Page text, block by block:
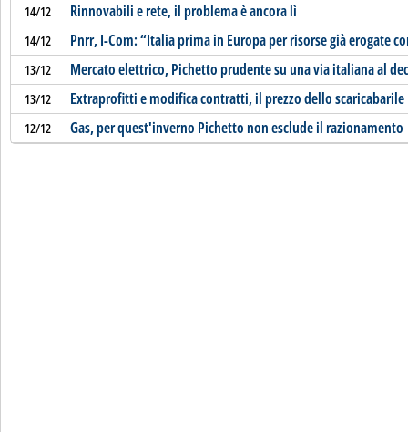
14/12 Rinnovabili e rete, il problema è ancora lì
14/12 Pnrr, I-Com: “Italia prima in Europa per risorse già erogate
13/12 Mercato elettrico, Pichetto prudente su una via italiana al
13/12 Extraprofitti e modifica contratti, il prezzo dello scaricabarile
12/12 Gas, per quest'inverno Pichetto non esclude il razionamento